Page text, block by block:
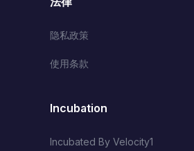
隐私政策
使用条款
Incubation
Incubated By Velocity1